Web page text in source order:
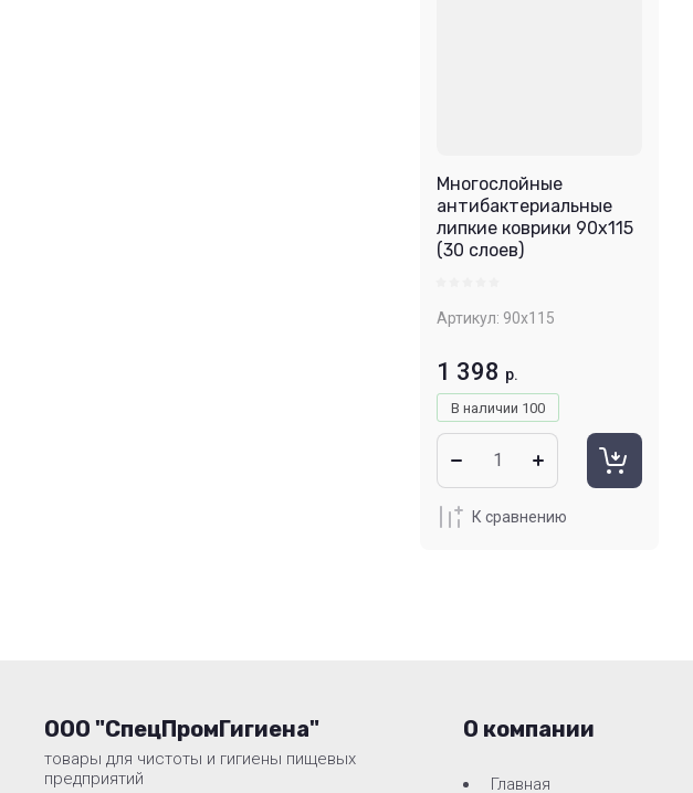
Многослойные
антибактериальные
липкие коврики 90х115
(30 слоев)
Артикул: 90х115
В наличии 100
1 398 р.
К сравнению
ООО "СпецПромГигиена"
товары для чистоты и гигиены пищевых
предприятий
О компании
Главная